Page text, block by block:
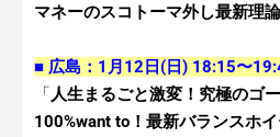
マネーのスコトーマ外し最新理
■ 広島：1月12日(日) 18:15〜
「人生まるごと激変！究極のゴ
100%want to！最新バランスホ